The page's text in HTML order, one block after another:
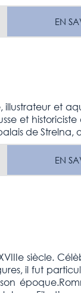
EN
et
et
de Strelna,
EN
siècle.
il fut